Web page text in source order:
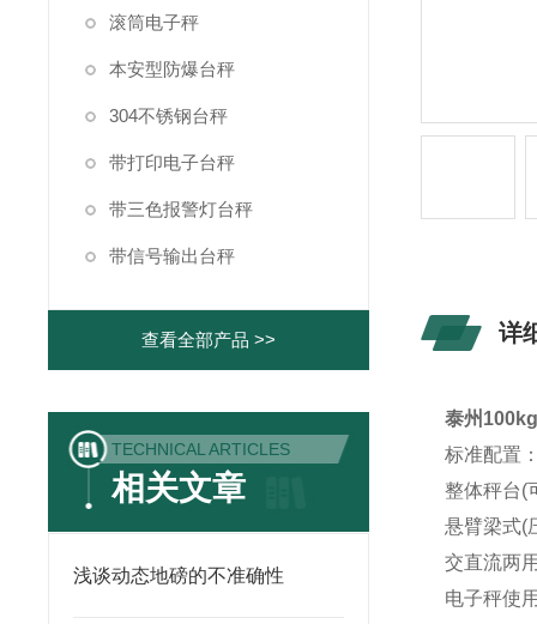
滚筒电子秤
本安型防爆台秤
304不锈钢台秤
带打印电子台秤
带三色报警灯台秤
带信号输出台秤
查看全部产品 >>
TECHNICAL ARTICLES
相关文章
浅谈动态地磅的不准确性
详
泰州
标准配置
整体秤台(
悬臂梁式(
交直流两
电子秤使